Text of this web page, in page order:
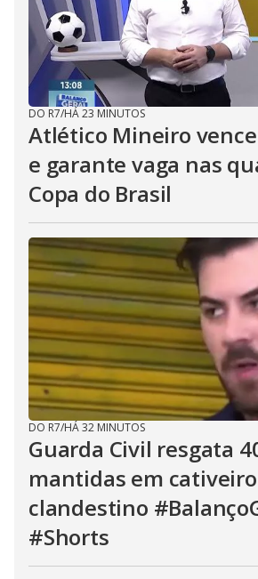
DO R7/HÁ 23 MINUTOS
Atlético Mineiro
e garante vaga nas
Copa do Brasil
DO R7/HÁ 32 MINUTOS
Guarda Civil resgata
mantidas em cativeiro
clandestino
#Shorts